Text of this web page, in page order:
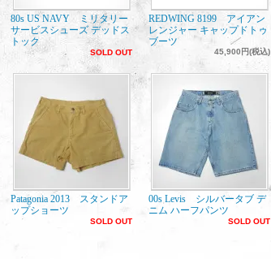
80s US NAVY ミリタリー
サービスシューズ デッドス
トック
SOLD OUT
REDWING 8199 アイアン
レンジャー キャップドトゥ
ブーツ
45,900円(税込)
Patagonia 2013 スタンドア
ップショーツ
SOLD OUT
00s Levis シルバータブ デ
ニム ハーフパンツ
SOLD OUT